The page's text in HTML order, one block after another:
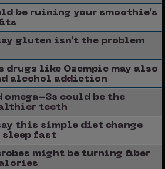
be ruining your smoothie’s
gluten isn’t the problem
like Ozempic may also
alcohol addiction
omega-3s could be the
teeth
this simple diet change
sleep fast
might be turning fiber